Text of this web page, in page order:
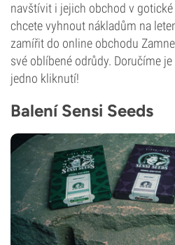
navštívit i jejich obchod v
chcete vyhnout nákladům na
zamířit do online obchodu
své oblíbené odrůdy. Doručíme
jedno kliknutí!
Balení Sensi Seeds